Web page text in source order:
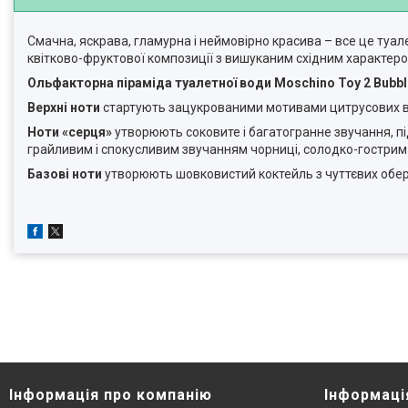
Смачна, яскрава, гламурна і неймовірно красива – все це
квітково-фруктової композиції з вишуканим східним
Ольфакторна піраміда туалетної води Moschino Toy 2
Верхні ноти стартують зацукрованими мотивами цитрусових в
Ноти «серця»утворюють соковите і багатогранне звучання,
грайливим і спокусливим звучанням чорниці, солодко-
Базові ноти утворюють шовковистий коктейль з чуттєвих
Інформація про компанію